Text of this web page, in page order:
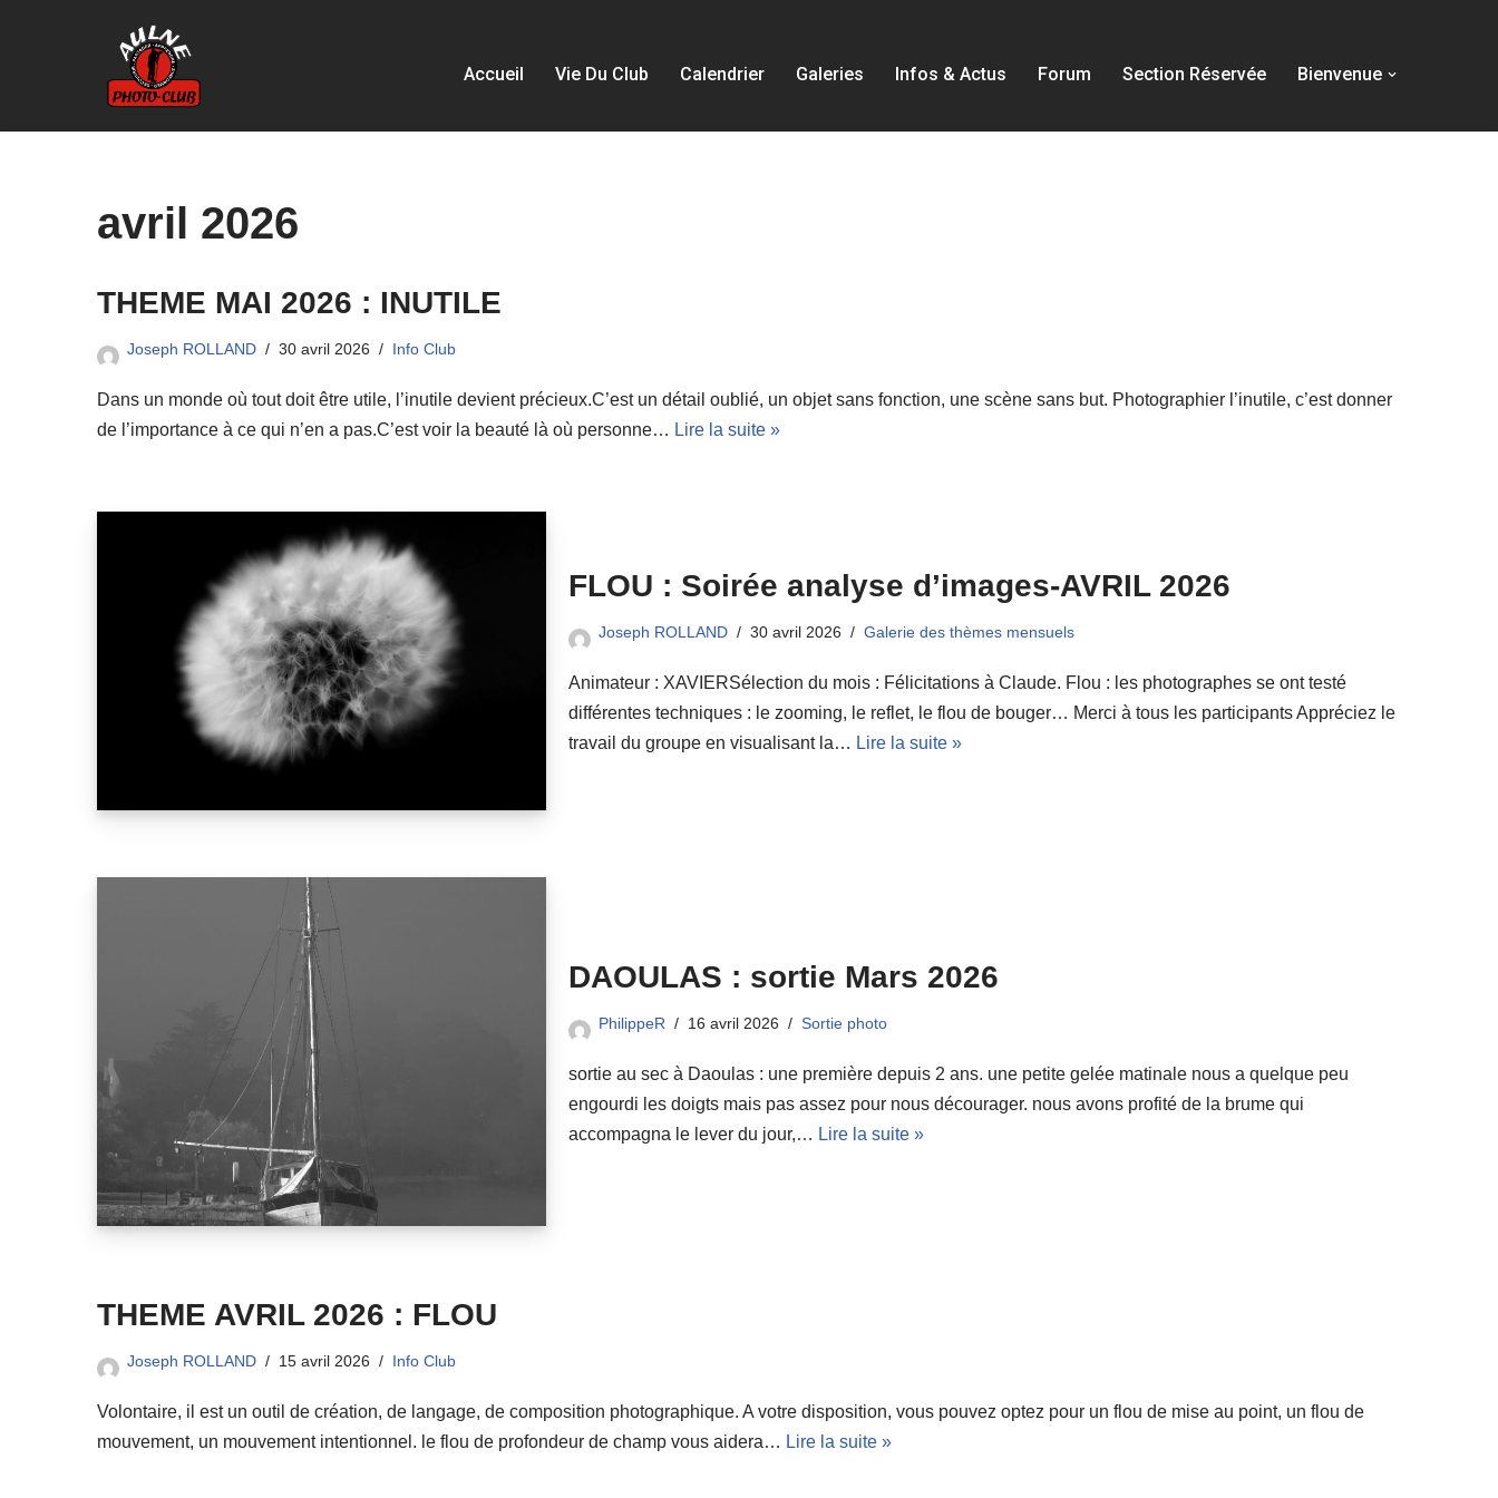
Accueil Vie Du Club Calendrier Galeries Infos & Actus Forum Section Réservée Bienvenue
avril 2026
THEME MAI 2026 : INUTILE
Joseph ROLLAND 30 avril 2026 Info Club
Dans un monde où tout doit être utile, l’inutile devient précieux.C’est un détail oublié, un objet sans fonction, une scène sans but. Photographier l’inutile, c’est donner
de l’importance à ce qui n’en a pas.C’est voir la beauté là où personne… Lire la suite »
FLOU : Soirée analyse d’images-AVRIL 2026
Joseph ROLLAND 30 avril 2026 Galerie des thèmes mensuels
Animateur : XAVIERSélection du mois : Félicitations à Claude. Flou : les photographes se ont testé
différentes techniques : le zooming, le reflet, le flou de bouger… Merci à tous les participants Appréciez le
travail du groupe en visualisant la… Lire la suite »
DAOULAS : sortie Mars 2026
PhilippeR 16 avril 2026 Sortie photo
sortie au sec à Daoulas : une première depuis 2 ans. une petite gelée matinale nous a quelque peu
engourdi les doigts mais pas assez pour nous décourager. nous avons profité de la brume qui
accompagna le lever du jour,… Lire la suite »
THEME AVRIL 2026 : FLOU
Joseph ROLLAND 15 avril 2026 Info Club
Volontaire, il est un outil de création, de langage, de composition photographique. A votre disposition, vous pouvez optez pour un flou de mise au point, un flou de
mouvement, un mouvement intentionnel. le flou de profondeur de champ vous aidera… Lire la suite »